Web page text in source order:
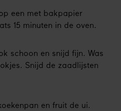
een met bakpapier
15 minuten in de oven.
schoon en snijd fijn. Was
Snijd de zaadlijsten
en fruit de ui.